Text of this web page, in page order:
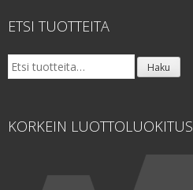
ETSI TUOTTEITA
Etsi: Haku
KORKEIN LUOTTOLUOKITUS